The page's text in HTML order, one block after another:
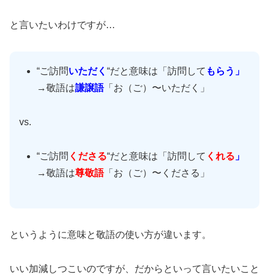
と言いたいわけですが…
“ご訪問いただく“だと意味は「訪問して もらう」
→敬語は謙譲語「お（ご）〜いただく」
vs.
“ご訪問 くださる“だと意味は「訪問して くれる 」
→敬語は尊敬語「お（ご）〜くださる」
というように意味と敬語の使い方が違います。
いい加減しつこいのですが、だからといって言いたいこと